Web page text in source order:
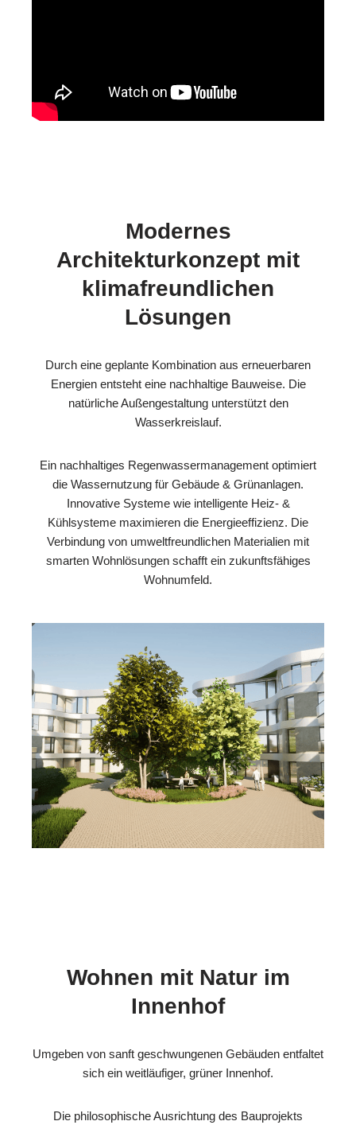
Modernes
Architekturkonzept mit
klimafreundlichen
Lösungen
Durch eine geplante Kombination aus erneuerbaren
Energien entsteht eine nachhaltige Bauweise. Die
natürliche Außengestaltung unterstützt den
Wasserkreislauf.
Ein nachhaltiges Regenwassermanagement optimiert
die Wassernutzung für Gebäude & Grünanlagen.
Innovative Systeme wie intelligente Heiz- &
Kühlsysteme maximieren die Energieeffizienz. Die
Verbindung von umweltfreundlichen Materialien mit
smarten Wohnlösungen schafft ein zukunftsfähiges
Wohnumfeld.
Wohnen mit Natur im
Innenhof
Umgeben von sanft geschwungenen Gebäuden entfaltet
sich ein weitläufiger, grüner Innenhof.
Die philosophische Ausrichtung des Bauprojekts